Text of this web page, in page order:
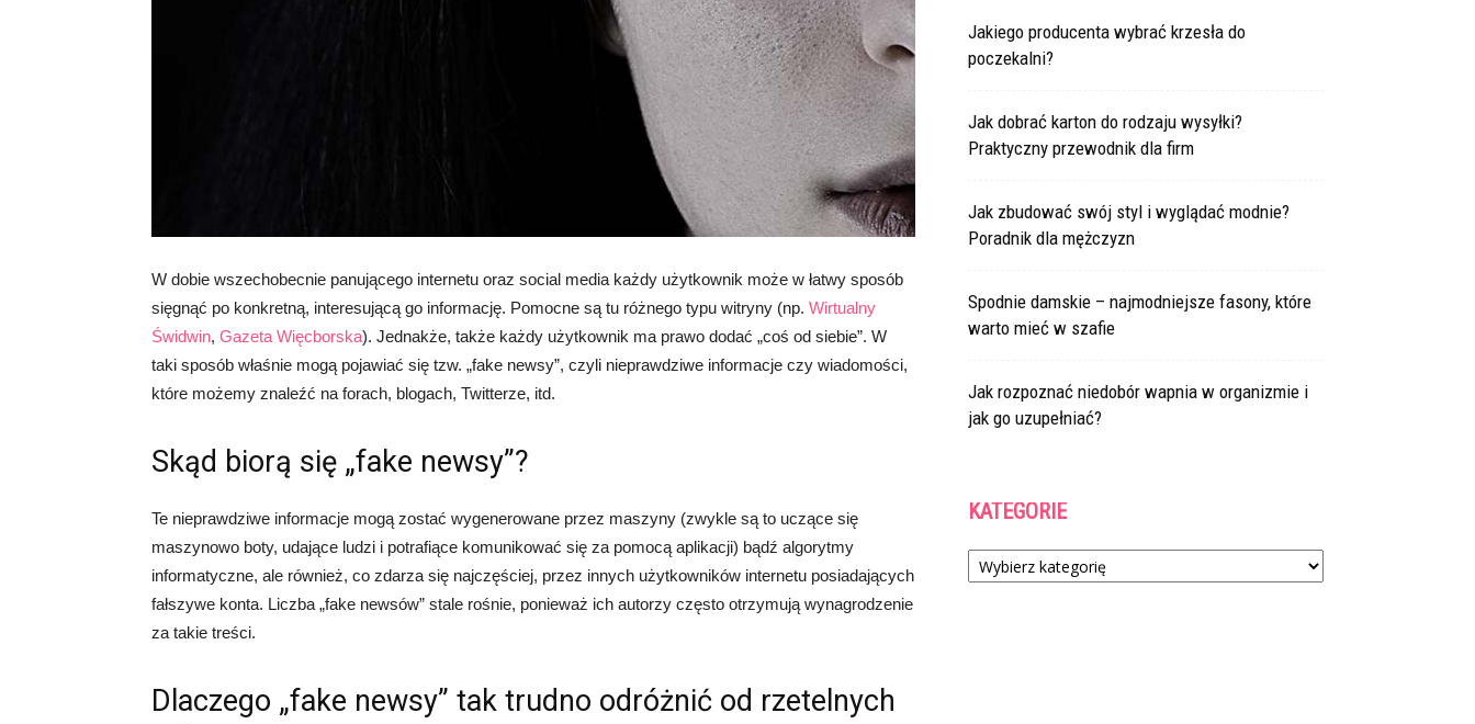
W dobie wszechobecnie panującego internetu oraz social media każdy użytkownik może w łatwy sposób
sięgnąć po konkretną, interesującą go informację. Pomocne są tu różnego typu witryny (np. Wirtualny
Świdwin, Gazeta Więcborska). Jednakże, także każdy użytkownik ma prawo dodać „coś od siebie”. W
taki sposób właśnie mogą pojawiać się tzw. „fake newsy”, czyli nieprawdziwe informacje czy wiadomości,
które możemy znaleźć na forach, blogach, Twitterze, itd.
Skąd biorą się „fake newsy”?
Te nieprawdziwe informacje mogą zostać wygenerowane przez maszyny (zwykle są to uczące się
maszynowo boty, udające ludzi i potrafiące komunikować się za pomocą aplikacji) bądź algorytmy
informatyczne, ale również, co zdarza się najczęściej, przez innych użytkowników internetu posiadających
fałszywe konta. Liczba „fake newsów” stale rośnie, ponieważ ich autorzy często otrzymują wynagrodzenie
za takie treści.
Dlaczego „fake newsy” tak trudno odróżnić od rzetelnych
Jakiego producenta wybrać krzesła do
poczekalni?
Jak dobrać karton do rodzaju wysyłki?
Praktyczny przewodnik dla firm
Jak zbudować swój styl i wyglądać modnie?
Poradnik dla mężczyzn
Spodnie damskie – najmodniejsze fasony, które
warto mieć w szafie
Jak rozpoznać niedobór wapnia w organizmie i
jak go uzupełniać?
KATEGORIE
Kategorie